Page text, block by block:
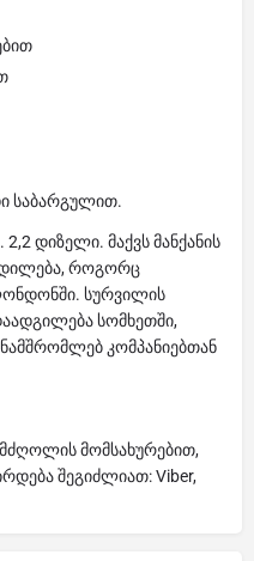
საბარგულით.
დიზელი. მაქვს მანქანის
როგორც
სურვილის
სომხეთში,
კომპანიებთან
მომსახურებით,
შეგიძლიათ: Viber,